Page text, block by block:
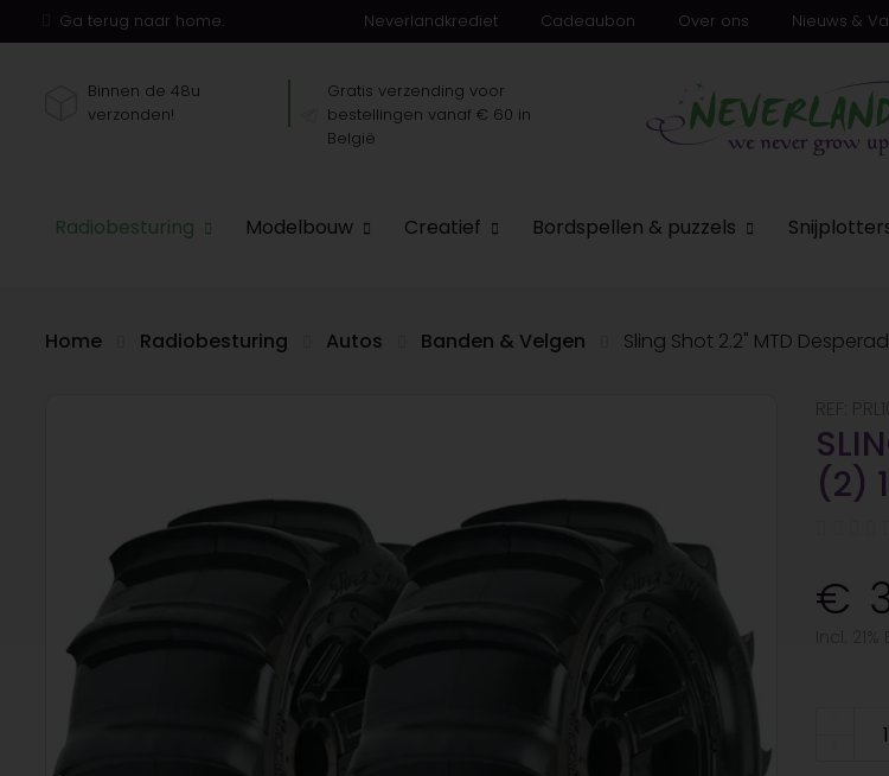
Ga terug naar home. Neverlandkrediet Cadeaubon Over ons Nieuws &
Binnen de 48u
verzonden!
Gratis verzending voor
bestellingen vanaf € 60 in
België
Radiobesturing Modelbouw Creatief Bordspellen & puzzels
Home Radiobesturing Autos Banden & Velgen Sling Shot 2.2" MTD
(2)